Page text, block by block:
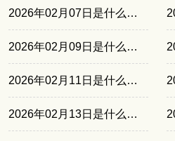
2026年02月07日是什么日子
2026年02月09日是什么日子
2026年02月11日是什么日子
2026年02月13日是什么日子